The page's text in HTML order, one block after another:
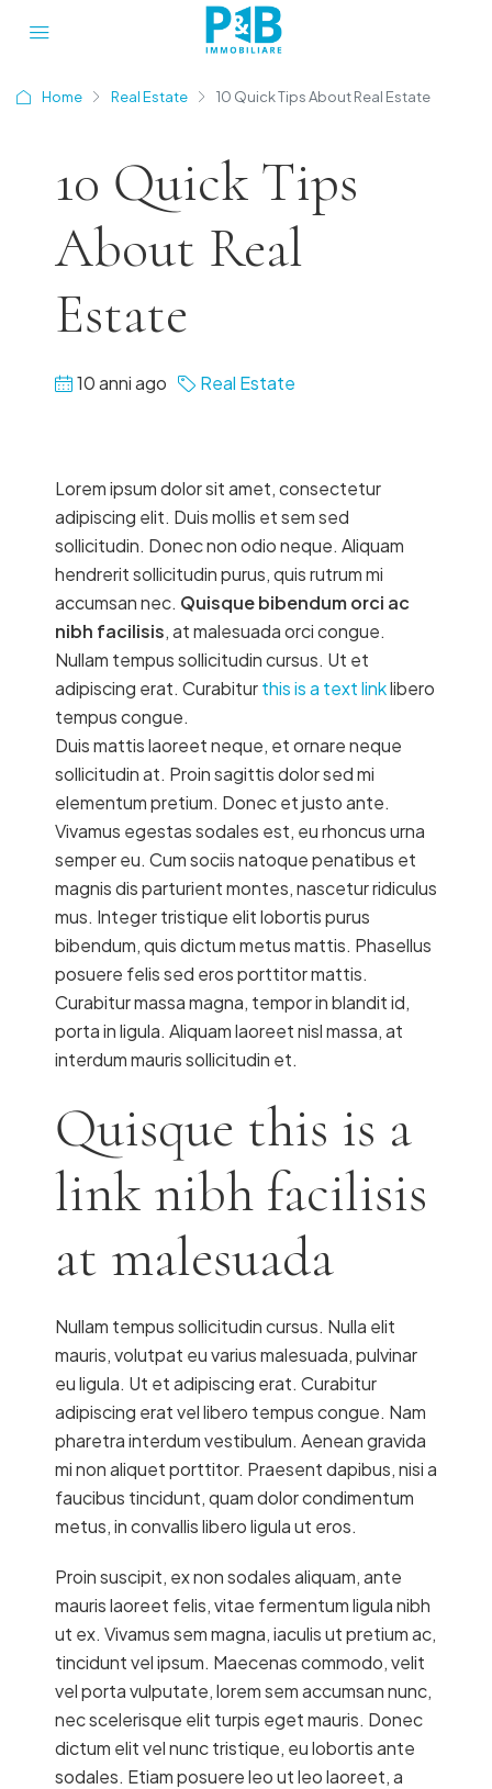
Home Real Estate 10 Quick Tips About Real Estate
10 Quick Tips
About Real
Estate
10 anni ago Real Estate
Lorem ipsum dolor sit amet, consectetur
adipiscing elit. Duis mollis et sem sed
sollicitudin. Donec non odio neque. Aliquam
hendrerit sollicitudin purus, quis rutrum mi
accumsan nec. Quisque bibendum orci ac
nibh facilisis, at malesuada orci congue.
Nullam tempus sollicitudin cursus. Ut et
adipiscing erat. Curabiturthis is a text linklibero
tempus congue.
Duis mattis laoreet neque, et ornare neque
sollicitudin at. Proin sagittis dolor sed mi
elementum pretium. Donec et justo ante.
Vivamus egestas sodales est, eu rhoncus urna
semper eu. Cum sociis natoque penatibus et
magnis dis parturient montes, nascetur ridiculus
mus. Integer tristique elit lobortis purus
bibendum, quis dictum metus mattis. Phasellus
posuere felis sed eros porttitor mattis.
Curabitur massa magna, tempor in blandit id,
porta in ligula. Aliquam laoreet nisl massa, at
interdum mauris sollicitudin et.
Quisque this is a
link nibh facilisis
at malesuada
Nullam tempus sollicitudin cursus. Nulla elit
mauris, volutpat eu varius malesuada, pulvinar
eu ligula. Ut et adipiscing erat. Curabitur
adipiscing erat vel libero tempus congue. Nam
pharetra interdum vestibulum. Aenean gravida
mi non aliquet porttitor. Praesent dapibus, nisi a
faucibus tincidunt, quam dolor condimentum
metus, in convallis libero ligula ut eros.
Proin suscipit, ex non sodales aliquam, ante
mauris laoreet felis, vitae fermentum ligula nibh
ut ex. Vivamus sem magna, iaculis ut pretium ac,
tincidunt vel ipsum. Maecenas commodo, velit
vel porta vulputate, lorem sem accumsan nunc,
nec scelerisque elit turpis eget mauris. Donec
dictum elit vel nunc tristique, eu lobortis ante
sodales. Etiam posuere leo ut leo laoreet, a